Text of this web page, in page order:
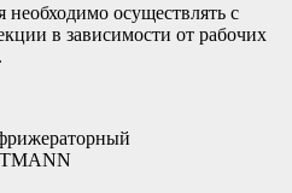
осуществлять с
в зависимости от рабочих